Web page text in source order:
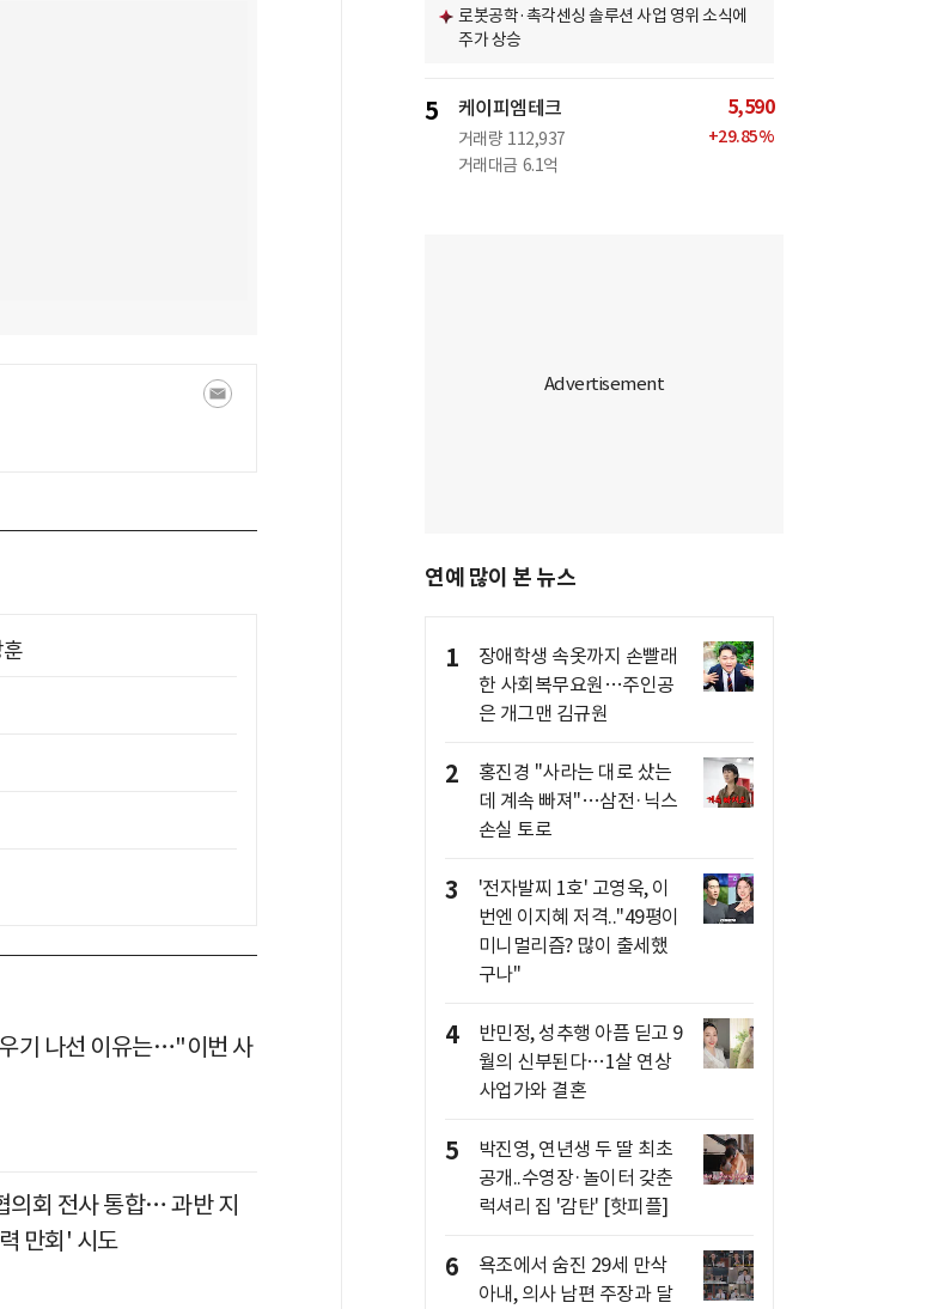
기 나선 이유는…"이번 사
의회 전사 통합… 과반 지
만회' 시도
로봇공학·촉각센싱 솔루션 사업 영위 소식에
주가 상승
5 케이피엠테크
거래량 112,937
거래대금 6.1억
5,590
+29.85%
연예 많이 본 뉴스
1
장애학생 속옷까지 손빨래
한 사회복무요원…주인공
은 개그맨 김규원
2
홍진경 "사라는 대로 샀는
데 계속 빠져"…삼전·닉스
손실 토로
3
'전자발찌 1호' 고영욱, 이
번엔 이지혜 저격.."49평이
미니멀리즘? 많이 출세했
구나"
4
반민정, 성추행 아픔 딛고 9
월의 신부된다…1살 연상
사업가와 결혼
5
박진영, 연년생 두 딸 최초
공개..수영장·놀이터 갖춘
럭셔리 집 '감탄' [핫피플]
6
욕조에서 숨진 29세 만삭
아내, 의사 남편 주장과 달